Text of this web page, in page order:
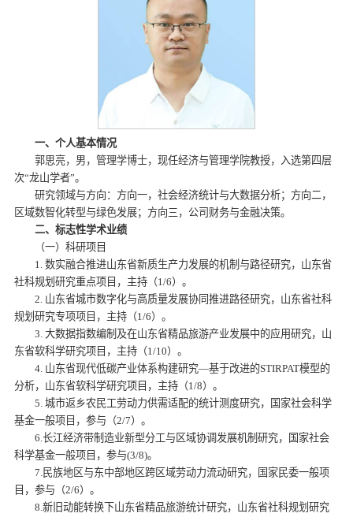
一、个人基本情况
郭思亮，男，管理学博士，现任经济与管理学院教授，入选第四层
次“龙山学者”。
研究领域与方向：方向一，社会经济统计与大数据分析；方向二，
区域数智化转型与绿色发展；方向三，公司财务与金融决策。
二、标志性学术业绩
（一）科研项目
1. 数实融合推进山东省新质生产力发展的机制与路径研究，山东省
社科规划研究重点项目，主持（1/6）。
2. 山东省城市数字化与高质量发展协同推进路径研究，山东省社科
规划研究专项项目，主持（1/6）。
3. 大数据指数编制及在山东省精品旅游产业发展中的应用研究，山
东省软科学研究项目，主持（1/10）。
4. 山东省现代低碳产业体系构建研究—基于改进的STIRPAT模型的
分析，山东省软科学研究项目，主持（1/8）。
5. 城市返乡农民工劳动力供需适配的统计测度研究，国家社会科学
基金一般项目，参与（2/7）。
6.长江经济带制造业新型分工与区域协调发展机制研究，国家社会
科学基金一般项目，参与(3/8)。
7.民族地区与东中部地区跨区域劳动力流动研究，国家民委一般项
目，参与（2/6）。
8.新旧动能转换下山东省精品旅游统计研究，山东省社科规划研究